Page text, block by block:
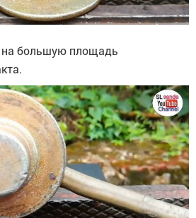
на большую площадь